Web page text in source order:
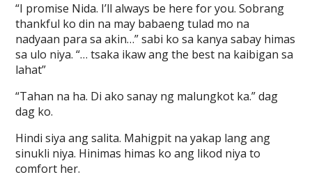
“I promise Nida. I’ll always be here for you. Sobrang
thankful ko din na may babaeng tulad mo na
nadyaan para sa akin…” sabi ko sa kanya sabay himas
sa ulo niya. “… tsaka ikaw ang the best na kaibigan sa
lahat”
“Tahan na ha. Di ako sanay ng malungkot ka.” dag
dag ko.
Hindi siya ang salita. Mahigpit na yakap lang ang
sinukli niya. Hinimas himas ko ang likod niya to
comfort her.